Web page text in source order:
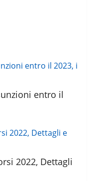
entro il
2022, Dettagli